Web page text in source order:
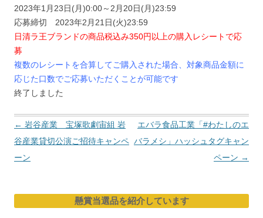
2023年1月23日(月)0:00～2月20日(月)23:59
応募締切 2023年2月21日(火)23:59
日清ラ王ブランドの商品税込み350円以上の購入レシートで応
募
複数のレシートを合算してご購入された場合、対象商品金額に
応じた口数でご応募いただくことが可能です
終了しました
投
稿
ナ
ー
← 岩谷産業 宝塚歌劇宙組 岩
谷産業貸切公演ご招待キャンペ
ーン
エバラ食品工業「#わたしのエ
バラメシ」ハッシュタグキャン
ペーン →
懸賞当選品を紹介しています